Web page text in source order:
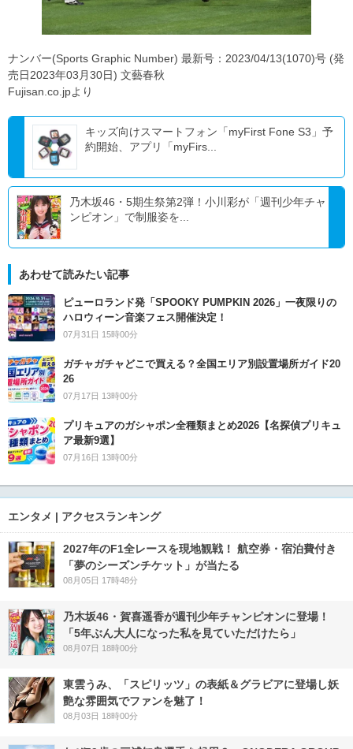
ナンバー(Sports Graphic Number) 最新号：2023/04/13(1070)号 (発
売日2023年03月30日) 文藝春秋
Fujisan.co.jpより
キッズ向けスマートフォン「myFirst Fone S3」予
約開始、アプリ「myFirs...
乃木坂46・5期生祭第2弾！小川彩が「週刊少年チャ
ンピオン」で制服姿を...
あわせて読みたい記事
ピューロランド発「SPOOKY PUMPKIN 2026」一夜限りの
ハロウィーン音楽フェス開催決定！
07月31日 15時00分
ガチャガチャどこで買える？全国エリア別設置場所ガイド20
26
07月17日 13時00分
プリキュアのガシャポン全種類まとめ2026【名探偵プリキュ
ア最新9選】
07月16日 13時00分
エンタメ | アクセスランキング
2027年のF1全レースを現地観戦！ 航空券・宿泊費付き
「夢のシーズンチケット」が当たる
08月05日 17時48分
乃木坂46・賀喜遥香が週刊少年チャンピオンに登場！
「5年ぶん大人になった私を見ていただけたら」
08月07日 18時00分
東雲うみ、「スピリッツ」の表紙＆グラビアに登場し妖
艶な雰囲気でファンを魅了！
08月03日 18時00分